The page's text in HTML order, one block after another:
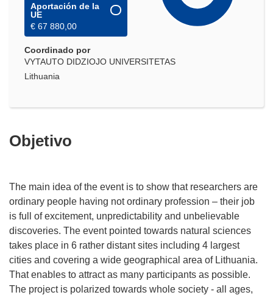
Aportación de la
UE
€ 67 880,00
Coordinado por
VYTAUTO DIDZIOJO UNIVERSITETAS
Lithuania
Objetivo
The main idea of the event is to show that researchers are
ordinary people having not ordinary profession – their job
is full of excitement, unpredictability and unbelievable
discoveries. The event pointed towards natural sciences
takes place in 6 rather distant sites including 4 largest
cities and covering a wide geographical area of Lithuania.
That enables to attract as many participants as possible.
The project is polarized towards whole society - all ages,